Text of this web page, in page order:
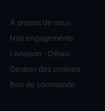
À propos de nous
Nos engagements
Livraison - Délais
Gestion des cookies
Bon de commande